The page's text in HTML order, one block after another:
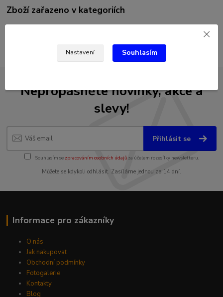
Zboží zařazeno v kategoriích
Pelety
Nepropásněte novinky, akce a
slevy!
Přihlásit se
Souhlasím se zpracováním osobních údajůza účelem rozesílky newsletteru.
Můžete se kdykoli odhlásit. Zasíláme jednou za 14 dní.
Informace pro zákazníky
O nás
Jak nakupovat
Obchodní podmínky
Fotogalerie
Kontakty
Blog
Nastavení Souhlasím